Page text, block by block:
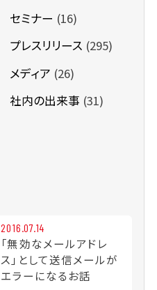
セミナー (16)
プレスリリース (295)
メディア (26)
社内の出来事 (31)
2016.07.14
「無効なメールアドレ
ス」として送信メールが
エラーになるお話